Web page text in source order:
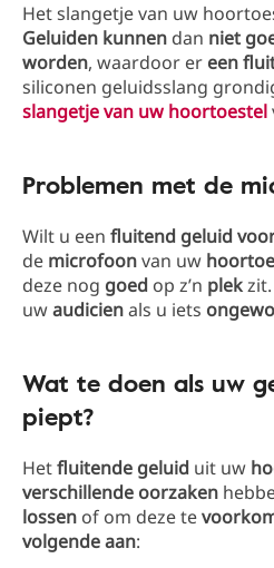
Het slangetje van uw
Geluiden kunnen dan niet
worden, waardoor er een
siliconen geluidsslang
slangetje van uw hoortoestel
Problemen met de
Wilt u een fluitend geluid
de microfoonvan uw
deze nog goed op z’n plekzit.
uwaudicienals u iets
Wat te doen als uw
piept?
Hetfluitende geluid uit uw
verschillende oorzaken
lossen of om deze te
volgendeaan: